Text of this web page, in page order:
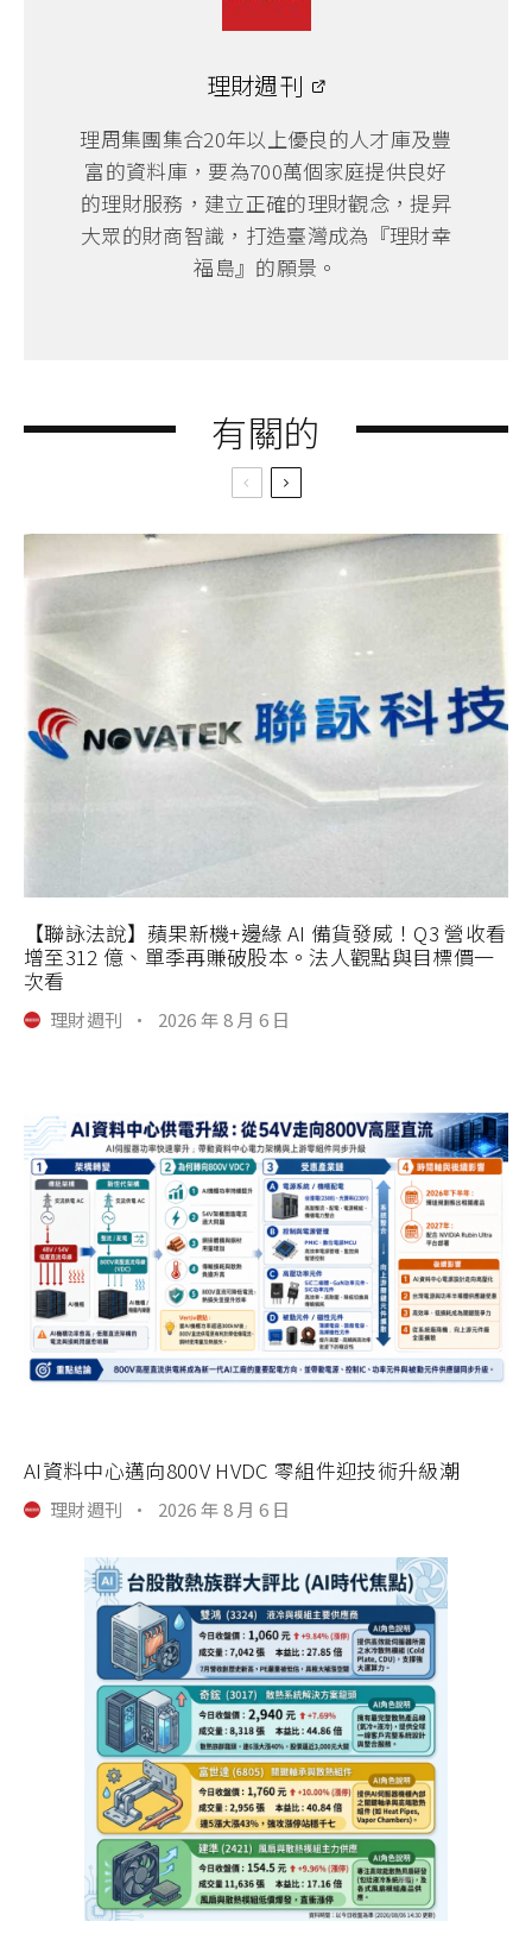
理財週刊
理周集團集合20年以上優良的人才庫及豐
富的資料庫，要為700萬個家庭提供良好
的理財服務，建立正確的理財觀念，提昇
大眾的財商智識，打造臺灣成為『理財幸
福島』的願景。
有關的
【聯詠法說】蘋果新機+邊緣 AI 備貨發威！Q3 營收看
增至312 億、單季再賺破股本。法人觀點與目標價一
次看
理財週刊 · 2026 年 8 月 6 日
AI資料中心邁向800V HVDC 零組件迎技術升級潮
理財週刊 · 2026 年 8 月 6 日